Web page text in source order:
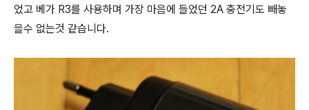
었고 베가 R3를 사용하며 가장 마음에 들었던 2A 충전기도 빼놓
을수 없는것 같습니다.